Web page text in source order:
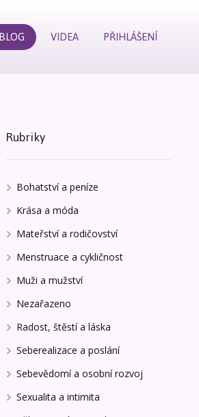
BLOG VIDEA PŘIHLÁŠENÍ
Rubriky
Bohatství a peníze
Krása a móda
Mateřství a rodičovství
Menstruace a cykličnost
Muži a mužství
Nezařazeno
Radost, štěstí a láska
Seberealizace a poslání
Sebevědomí a osobní rozvoj
Sexualita a intimita